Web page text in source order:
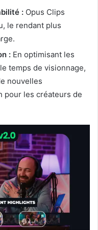
: Opus Clips
le rendant plus
: En optimisant les
temps de visionnage,
nouvelles
pour les créateurs de